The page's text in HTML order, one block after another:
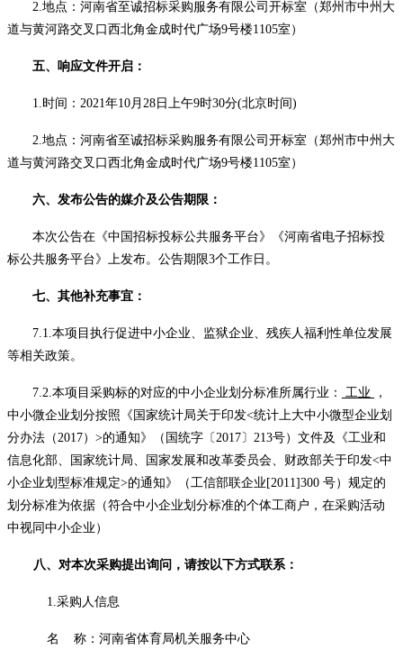
2.地点： 河南省至诚招标采购服务有限公司开标室（郑州市中州大
道与黄河路交叉口西北角金成时代广场9号楼1105室）
五、响应文件开启：
1.时间： 2021年10月 28 日 上午9时30分(北京时间)
2.地点： 河南省至诚招标采购服务有限公司开标室（郑州市中州大
道与黄河路交叉口西北角金成时代广场9号楼1105室）
六、发布公告的媒介及公告期限：
本次公告在《中国招标投标公共服务平台》《河南省电子招标投
标公共服务平台》上发布。 公告期限3个工作日 。
七、 其他补充事宜：
7.1.本项目执行促进中小企业、监狱企业、残疾人福利性单位发展
等相关政策。
7.2.本项目采购标的对应的中小企业划分标准所属行业： 工业
，
中小微企业划分按照《国家统计局关于印发<统计上大中小微型企业划
分办法（2017）>的通知》
（ 国统字〔 2017〕213号） 文件及《工业和
信息化部、国家统计局、国家发展和改革委员会、财政部关于印发<中
小企业划型标准规定>的通知》（工信部联企业[2011]300 号）规定的
划分标准为依据（符合中小企业划分标准的个体工商户，在采购活动
中视同中小企业）
八、对本次采购提出询问，请按以下方式联系：
1.采购人信息
名 称：河南省体育局机关服务中心